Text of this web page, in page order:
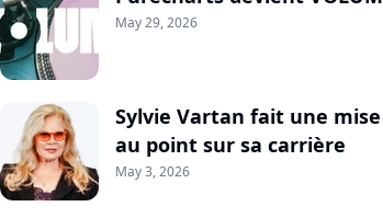
May 29, 2026
Sylvie Vartan fait une mise
au point sur sa carrière
May 3, 2026